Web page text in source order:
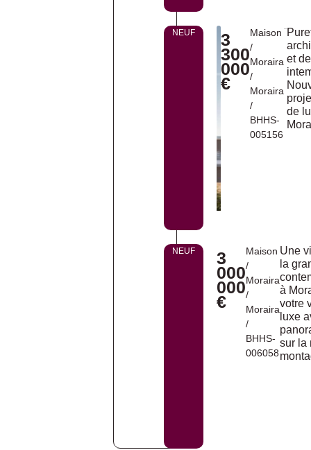
NEUF 3
300
000
€
Maison
/
Moraira
/
Moraira
/
BHHS-
005156
et
de
NEUF 3
000
000
€
Maison
/
Moraira
/
Moraira
/
BHHS-
006058
Une
la
à
votre
luxe
sur la